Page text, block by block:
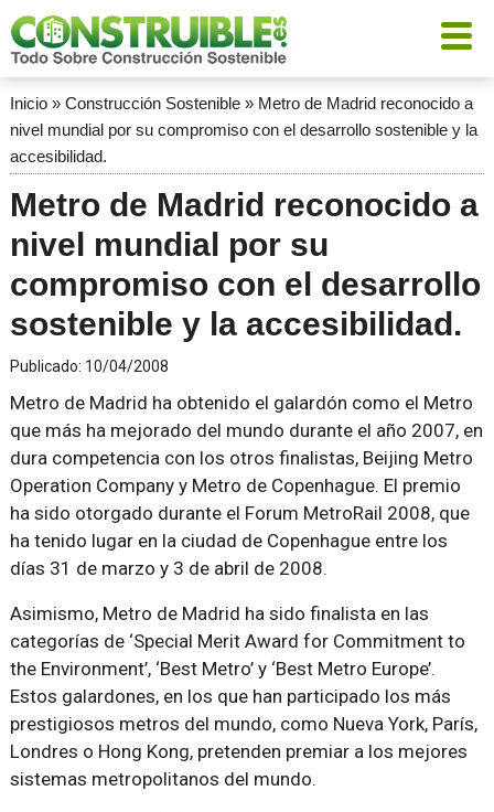
Inicio» Construcción Sostenible» Metro de Madrid reconocido a
nivel mundial por su compromiso con el desarrollo sostenible y la
accesibilidad.
Metro de Madrid reconocido a
nivel mundial por su
compromiso con el desarrollo
sostenible y la accesibilidad.
Publicado: 10/04/2008
Metro de Madrid ha obtenido el galardón como el Metro
que más ha mejorado del mundo durante el año 2007, en
dura competencia con los otros finalistas, Beijing Metro
Operation Company y Metro de Copenhague. El premio
ha sido otorgado durante el Forum MetroRail 2008, que
ha tenido lugar en la ciudad de Copenhague entre los
días 31 de marzo y 3 de abril de 2008.
Asimismo, Metro de Madrid ha sido finalista en las
categorías de ‘Special Merit Award for Commitment to
the Environment’, ‘Best Metro’ y ‘Best Metro Europe’.
Estos galardones, en los que han participado los más
prestigiosos metros del mundo, como Nueva York, París,
Londres o Hong Kong, pretenden premiar a los mejores
sistemas metropolitanos del mundo.